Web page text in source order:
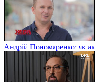
Андрій Пономаренко: як